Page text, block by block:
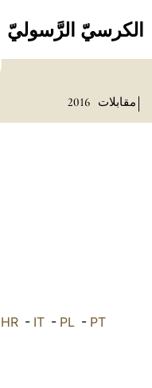
الكرسيّ الرَّسوليّ
مقابلات 2016
HR- IT- PL- PT